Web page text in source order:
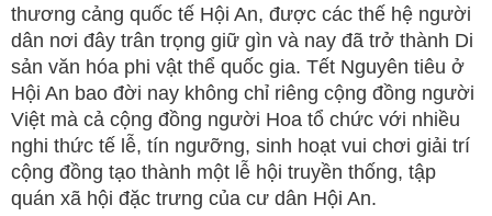
thương cảng quốc tế Hội An, được các thế hệ người
dân nơi đây trân trọng giữ gìn và nay đã trở thành Di
sản văn hóa phi vật thể quốc gia. Tết Nguyên tiêu ở
Hội An bao đời nay không chỉ riêng cộng đồng người
Việt mà cả cộng đồng người Hoa tổ chức với nhiều
nghi thức tế lễ, tín ngưỡng, sinh hoạt vui chơi giải trí
cộng đồng tạo thành một lễ hội truyền thống, tập
quán xã hội đặc trưng của cư dân Hội An.